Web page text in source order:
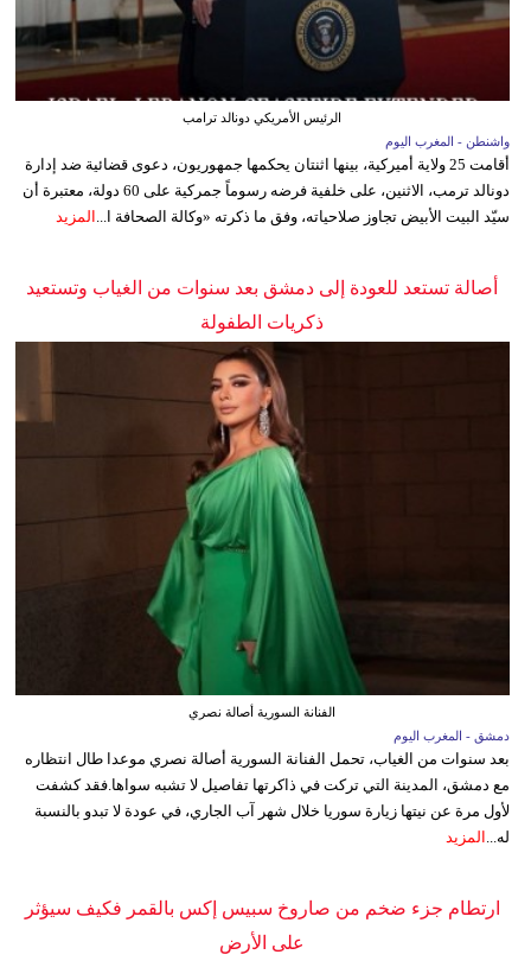
الرئيس الأمريكي دونالد ترامب
واشنطن - المغرب اليوم
أقامت 25 ولاية أميركية، بينها اثنتان يحكمها جمهوريون، دعوى قضائية ضد إدارة
دونالد ترمب، الاثنين، على خلفية فرضه رسوماً جمركية على 60 دولة، معتبرة أن
سيّد البيت الأبيض تجاوز صلاحياته، وفق ما ذكرته «وكالة الصحافة ا... المزيد
أصالة تستعد للعودة إلى دمشق بعد سنوات من الغياب وتستعيد
ذكريات الطفولة
الفنانة السورية أصالة نصري
دمشق - المغرب اليوم
بعد سنوات من الغياب، تحمل الفنانة السورية أصالة نصري موعدا طال انتظاره
مع دمشق، المدينة التي تركت في ذاكرتها تفاصيل لا تشبه سواها.فقد كشفت
لأول مرة عن نيتها زيارة سوريا خلال شهر آب الجاري، في عودة لا تبدو بالنسبة
له...
المزيد
ارتطام جزء ضخم من صاروخ سبيس إكس بالقمر فكيف سيؤثر
على الأرض